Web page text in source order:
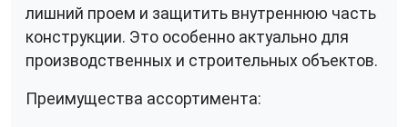
лишний проем и защитить внутреннюю часть
конструкции. Это особенно актуально для
производственных и строительных объектов.
Преимущества ассортимента: